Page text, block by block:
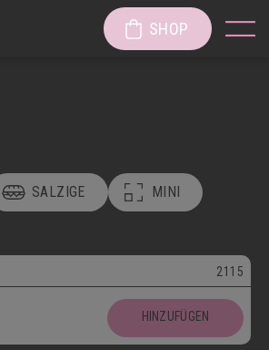
SHOP
SALZIGE MINI
2115
HINZUFÜGEN